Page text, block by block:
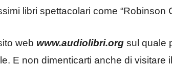
libri spettacolari come “Robinson
web www.audiolibri.org sul quale
E non dimenticarti anche di visitare